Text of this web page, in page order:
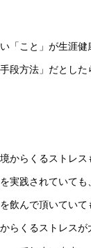
「こと」が生涯健
段方法」だとした
からくるストレス
実践されていても
を飲んで頂いていて
らくるストレス